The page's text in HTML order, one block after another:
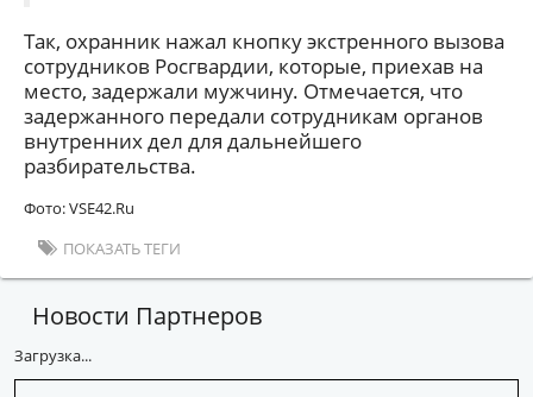
Так, охранник нажал кнопку экстренного вызова
сотрудников Росгвардии, которые, приехав на
место, задержали мужчину. Отмечается, что
задержанного передали сотрудникам органов
внутренних дел для дальнейшего
разбирательства.
Фото: VSE42.Ru
ПОКАЗАТЬ ТЕГИ
Новости Партнеров
Загрузка...